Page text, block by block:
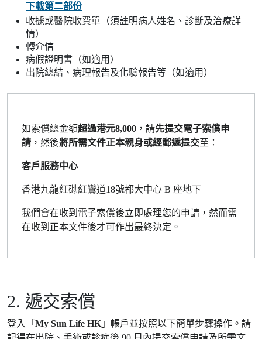
PDF
下載第二部份
收據或醫院收費單（須註明病人姓名、診斷及治療詳
情）
轉介信
病假證明書（如適用）
出院總結、病理報告及化驗報告等（如適用）
如索償總金額超過港元8,000 ，請先提交電子索償申
請 ，然後將所需文件正本親身或經郵遞提交至：
客戶服務中心
香港九龍紅磡紅鸞道18號都大中心 B 座地下
我們會在收到電子索償後立即處理您的申請，然而需
在收到正本文件後才可作出最終決定。
2. 遞交索償
登入「 My Sun Life HK 」帳戶並按照以下簡單步驟操作。請